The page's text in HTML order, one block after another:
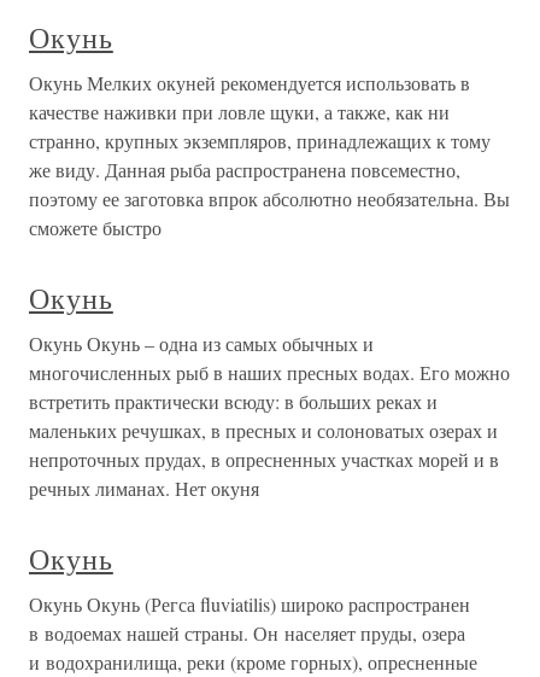
Окунь
Окунь Мелких окуней рекомендуется использовать в
качестве наживки при ловле щуки, а также, как ни
странно, крупных экземпляров, принадлежащих к тому
же виду. Данная рыба распространена повсеместно,
поэтому ее заготовка впрок абсолютно необязательна. Вы
сможете быстро
Окунь
Окунь Окунь – одна из самых обычных и
многочисленных рыб в наших пресных водах. Его можно
встретить практически всюду: в больших реках и
маленьких речушках, в пресных и солоноватых озерах и
непроточных прудах, в опресненных участках морей и в
речных лиманах. Нет окуня
Окунь
Окунь Окунь (Регса fluviatilis) широко распространен
в водоемах нашей страны. Он населяет пруды, озера
и водохранилища, реки (кроме горных), опресненные